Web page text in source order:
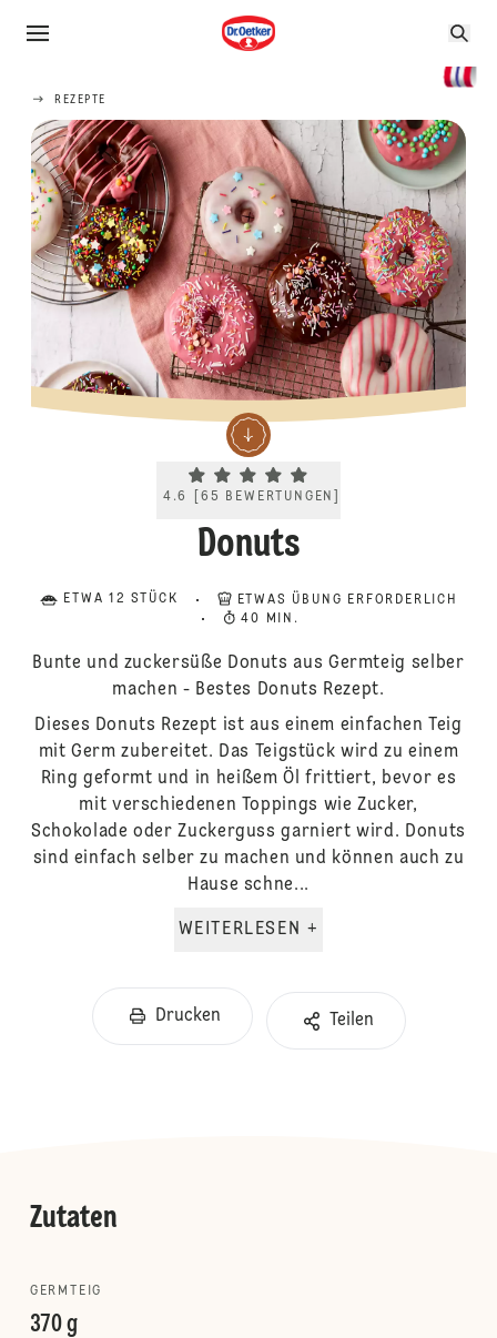
REZEPTE
Current rating 4.6. Click to rate.
4.6 [65 BEWERTUNGEN
Donuts
ETWA 12 STÜCK
ETWAS ÜBUNG ERFORDERLICH
40 MIN.
Bunte und zuckersüße Donuts aus Germteig selber
machen - Bestes Donuts Rezept.
Dieses Donuts Rezept ist aus einem einfachen Teig
mit Germ zubereitet. Das Teigstück wird zu einem
Ring geformt und in heißem Öl frittiert, bevor es
mit verschiedenen Toppings wie Zucker,
Schokolade oder Zuckerguss garniert wird. Donuts
sind einfach selber zu machen und können auch zu
Hause schne...
WEITERLESEN +
Drucken Teilen
Zutaten
GERMTEIG
370 g